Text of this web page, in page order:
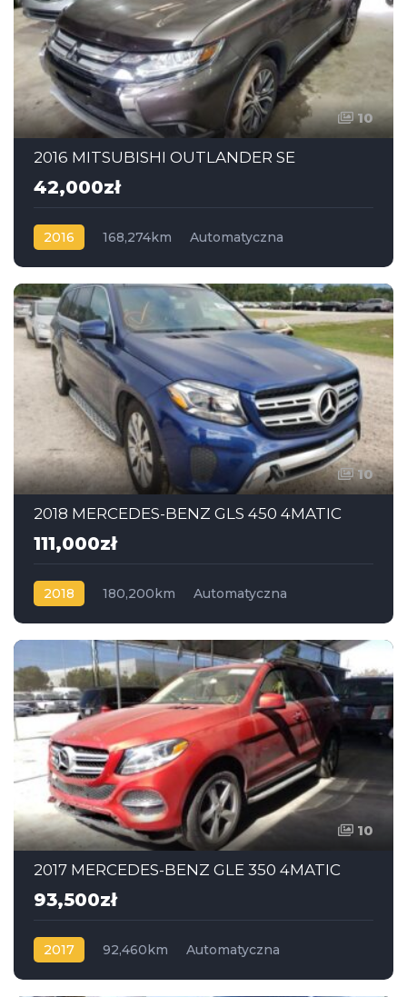
10
2016 MITSUBISHI OUTLANDER SE
42,000zł
2016 168,274km
Automatyczna
10
2018 MERCEDES-BENZ GLS 450 4MATIC
111,000zł
2018 180,200km
Automatyczna
10
2017 MERCEDES-BENZ GLE 350 4MATIC
93,500zł
2017 92,460km
Automatyczna